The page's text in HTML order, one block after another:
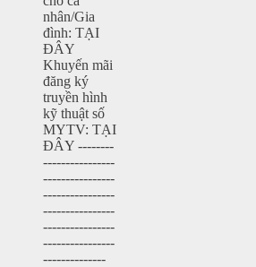
nhân/Gia
đình: TẠI
ĐÂY
Khuyến mãi
đăng ký
truyền hình
kỹ thuật số
MYTV: TẠI
ĐÂY --------
----------------
----------------
----------------
----------------
----------------
----------------
--------------